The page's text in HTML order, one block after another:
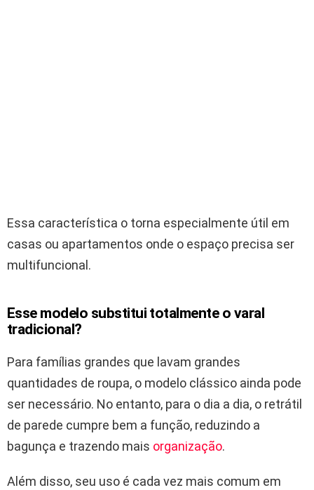
Essa característica o torna especialmente útil em
casas ou apartamentos onde o espaço precisa ser
multifuncional.
Esse modelo substitui totalmente o varal
tradicional?
Para famílias grandes que lavam grandes
quantidades de roupa, o modelo clássico ainda pode
ser necessário. No entanto, para o dia a dia, o retrátil
de parede cumpre bem a função, reduzindo a
bagunça e trazendo mais organização.
Além disso, seu uso é cada vez mais comum em